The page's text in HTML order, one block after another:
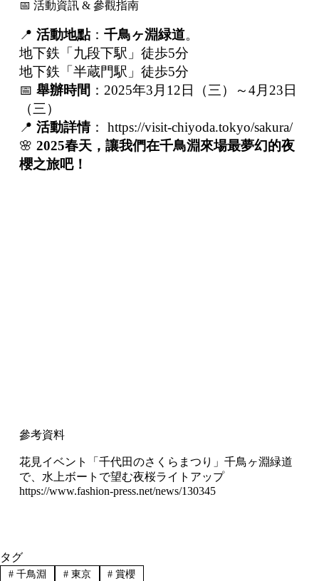
📅 活動資訊 & 參觀指南
📍 活動地點： 千鳥ヶ淵緑道。
地下鉄「九段下駅」徒歩5分
地下鉄「半蔵門駅」徒歩5分
📅 舉辦時間 ：2025年3月12日（三）～4月23日
（三）
📍 活動詳情：
https://visit-chiyoda.tokyo/sakura/
🌸 2025春天，讓我們在千鳥淵來場最夢幻的夜
櫻之旅吧！
參考資料
花見イベント「千代田のさくらまつり」千鳥ヶ淵緑道
で、水上ボートで望む夜桜ライトアップ
https://www.fashion-press.net/news/130345
タグ
#千鳥淵 #東京 # 賞櫻